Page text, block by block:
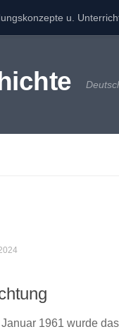
u.
1961 wurde das